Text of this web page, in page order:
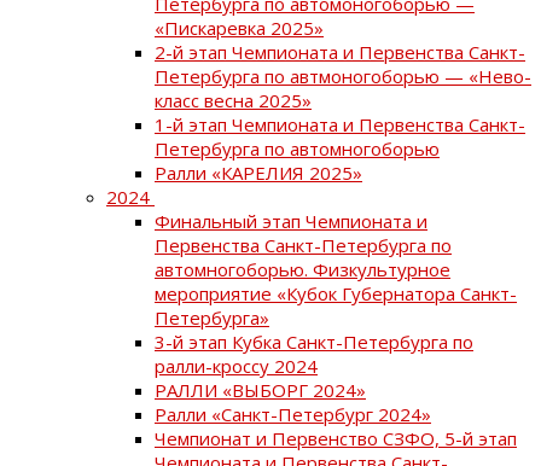
«Пискаревка 2025»
2-й этап Чемпионата и Первенства Санкт-
Петербурга по автмоногоборью — «Нево-
класс весна 2025»
1-й этап Чемпионата и Первенства Санкт-
Петербурга по автомногоборью
Ралли «КАРЕЛИЯ 2025»
2024
Финальный этап Чемпионата и
Первенства Санкт-Петербурга по
автомногоборью. Физкультурное
мероприятие «Кубок Губернатора Санкт-
Петербурга»
3-й этап Кубка Санкт-Петербурга по
ралли-кроссу 2024
РАЛЛИ «ВЫБОРГ 2024»
Ралли «Санкт-Петербург 2024»
Чемпионат и Первенство СЗФО, 5-й этап